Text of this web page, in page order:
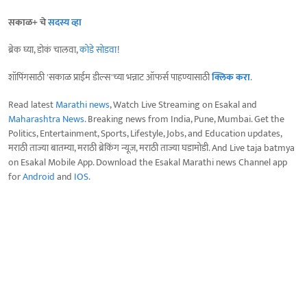
सकाळ+ चेसदस्य व्हा
ब्रेक घ्या, डोकं चालवा,कोडे सोडवा!
शॉपिंगसाठी 'सकाळ प्राईम डील्स'च्या भन्नाट ऑफर्स पाहण्यासाठीक्लिक करा.
Read latestMarathi news, Watch Live Streaming on Esakal and
Maharashtra News. Breaking news from India, Pune, Mumbai. Get the
Politics, Entertainment, Sports, Lifestyle, Jobs, and Education updates,
मराठी ताज्या बातम्या, मराठी ब्रेकिंग न्यूज, मराठी ताज्या घडामोडी. And Live taja batmya
on Esakal Mobile App. Download the Esakal Marathi news Channel app
forAndroidand IOS.